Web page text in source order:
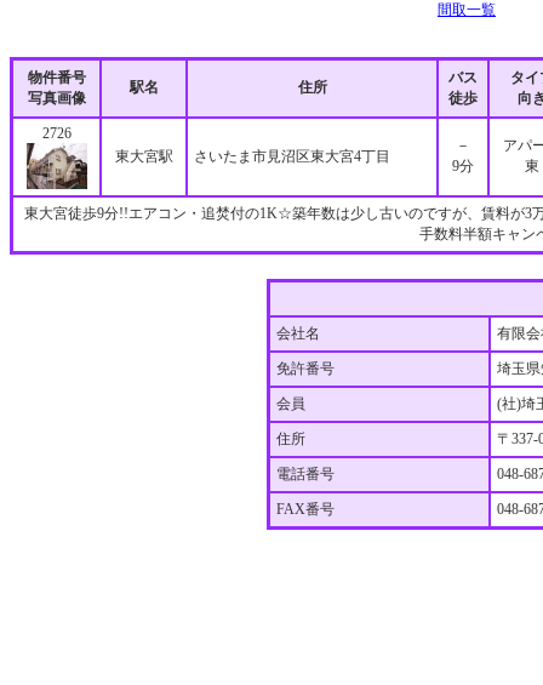
間取一覧
物件番号
写真画像
駅名 住所
バス
徒歩
タイ
向
2726
東大宮駅
さいたま市見沼区東大宮4丁目
－
9分
アパ
東
東大宮徒歩9分!!エアコン・追焚付の1K☆築年数は少し古いのですが、賃料が3
手数料半額キャ
会社名 有限
免許番号 埼玉県
会員 (社)埼
住所 〒337-
電話番号 048-
FAX番号 048-